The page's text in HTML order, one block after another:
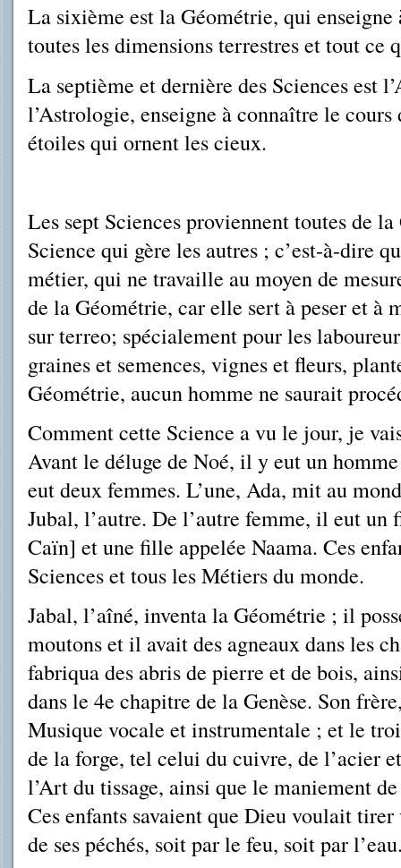
La sixième est la Géométrie, qui
toutes les dimensions terrestres et tout ce
La septième et dernière des Sciences est
l’Astrologie, ensei­gne à connaître le
étoiles qui ornent les cieux.
Les sept Sciences proviennent toutes de
Science qui gère les autres ; c’est-à-dire
métier, qui ne travaille au moyen de
de la Géométrie, car elle sert à peser et à
sur terreo; spécialement pour les
graines et semences, vignes et fleurs,
Géométrie, aucun homme ne saurait
Comment cette Science a vu le jour, je
Avant le déluge de Noé, il y eut un
eut deux femmes. L’une, Ada, mit au
Jubal, l’autre. De l’autre femme, il eut
Caïn] et une fille appelée Naama. Ces
Scien­ces et tous les Métiers du monde.
Jabal, l’aîné, inventa la Géométrie ; il
moutons et il avait des agneaux dans les
fabriqua des abris de pierre et de bois,
dans le 4e chapitre de la Genèse. Son
Musique vocale et instrumentale ; et le
de la forge, tel celui du cuivre, de l’acier
l’Art du tissage, ainsi que le maniement
Ces enfants savaient que Dieu voulait tirer
de ses péchés, soit par le feu, soit par